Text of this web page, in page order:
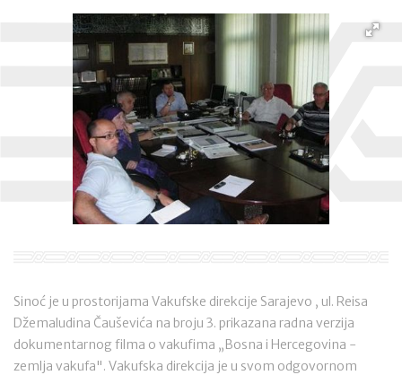
Sinoć je u prostorijama Vakufske direkcije Sarajevo , ul. Reisa
Džemaludina Čauševića na broju 3. prikazana radna verzija
dokumentarnog filma o vakufima „Bosna i Hercegovina -
zemlja vakufa". Vakufska direkcija je u svom odgovornom